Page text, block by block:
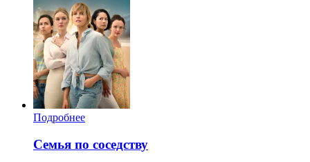
Подробнее
Семья по соседству